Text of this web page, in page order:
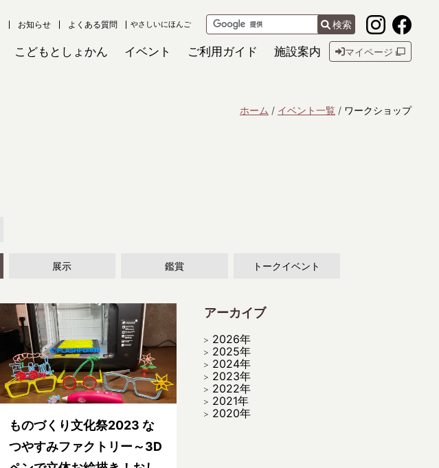
お知らせ よくある質問 やさしいにほんご 検索
こどもとしょかん イベント ご利用ガイド 施設案内 マイページ
ホーム イベント一覧 ワークショップ
展示 鑑賞 トークイベント
ものづくり文化祭2023 な
つやすみファクトリー～3D
アーカイブ
2026年
2025年
2024年
2023年
2022年
2021年
2020年